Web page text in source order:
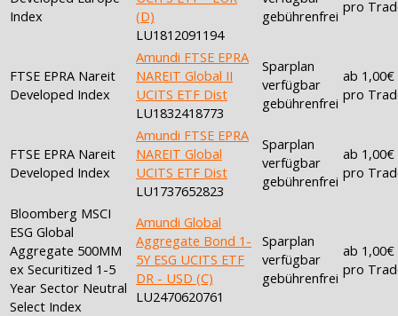
Index
(D)
LU1812091194
gebührenfrei
pro
FTSE EPRA Nareit
Developed Index
Amundi FTSE EPRA
NAREIT Global II
UCITS ETF Dist
LU1832418773
Sparplan
verfügbar
gebührenfrei
ab 1,00€
pro
FTSE EPRA Nareit
Developed Index
Amundi FTSE EPRA
NAREIT Global
UCITS ETF Dist
LU1737652823
Sparplan
verfügbar
gebührenfrei
ab 1,00€
pro
Bloomberg MSCI
ESG Global
Aggregate 500MM
ex Securitized 1-5
Year Sector Neutral
Select Index
Amundi Global
Aggregate Bond 1-
5Y ESG UCITS ETF
DR - USD (C)
LU2470620761
Sparplan
verfügbar
gebührenfrei
ab 1,00€
pro